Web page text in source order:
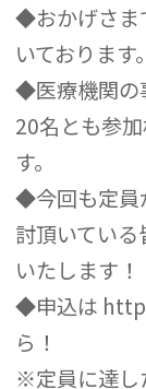
◆おかげさま
いております。
◆医療機関の
20名とも参
す。
◆今回も定員
討頂いてい
いたします！
◆申込は
ら！
※定員に達し